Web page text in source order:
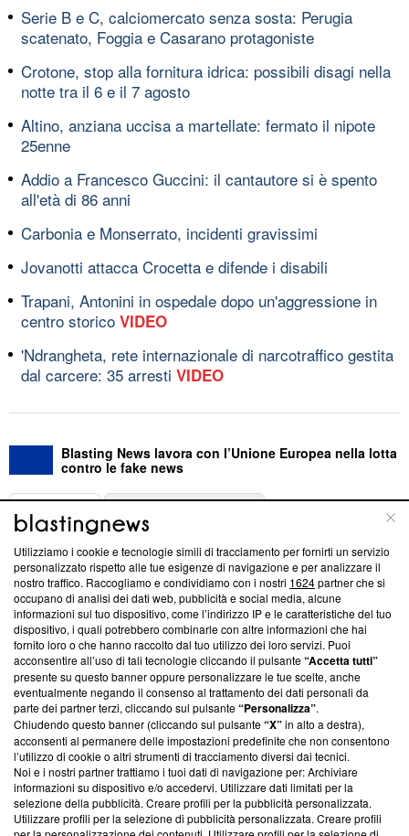
Serie B e C, calciomercato senza sosta: Perugia
scatenato, Foggia e Casarano protagoniste
Crotone, stop alla fornitura idrica: possibili disagi nella
notte tra il 6 e il 7 agosto
Altino, anziana uccisa a martellate: fermato il nipote
25enne
Addio a Francesco Guccini: il cantautore si è spento
all'età di 86 anni
Carbonia e Monserrato, incidenti gravissimi
Jovanotti attacca Crocetta e difende i disabili
Trapani, Antonini in ospedale dopo un'aggressione in
centro storico VIDEO
'Ndrangheta, rete internazionale di narcotraffico gestita
dal carcere: 35 arresti VIDEO
Blasting News lavora con l’Unione Europea nella lotta
contro le fake news
ABOUT
Questa sezione offre informazioni trasparenti su Blasting
News, sui nostri processi editoriali e su come ci impegniamo a
creare news di qualità. Inoltre, afferma la nostra aderenza a
‘Trust Project - News with Integrity’Blasting News non è
ancora membro del programma, ma ha richiesto di farne
parte; Trust Project non ha ancora effettuato una verifica di
conformità agli standard.
Su di noi
Team editoriale
Corporate
Redazione
Utilizziamo i cookie e tecnologie simili di tracciamento per fornirti un servizio
personalizzato rispetto alle tue esigenze di navigazione e per analizzare il
nostro traffico. Raccogliamo e condividiamo con i nostri 1624partner che si
occupano di analisi dei dati web, pubblicità e social media, alcune
informazioni sul tuo dispositivo, come l’indirizzo IP e le caratteristiche del tuo
dispositivo, i quali potrebbero combinarle con altre informazioni che hai
fornito loro o che hanno raccolto dal tuo utilizzo dei loro servizi. Puoi
acconsentire all’uso di tali tecnologie cliccando il pulsante“Accetta tutti”
presente su questo banner oppure personalizzare le tue scelte, anche
eventualmente negando il consenso al trattamento dei dati personali da
parte dei partner terzi, cliccando sul pulsante“Personalizza”.
Chiudendo questo banner (cliccando sul pulsante“X”in alto a destra),
acconsenti al permanere delle impostazioni predefinite che non consentono
l’utilizzo di cookie o altri strumenti di tracciamento diversi dai tecnici.
Noi e i nostri partner trattiamo i tuoi dati di navigazione per: Archiviare
informazioni su dispositivo e/o accedervi. Utilizzare dati limitati per la
selezione della pubblicità. Creare profili per la pubblicità personalizzata.
Utilizzare profili per la selezione di pubblicità personalizzata. Creare profili